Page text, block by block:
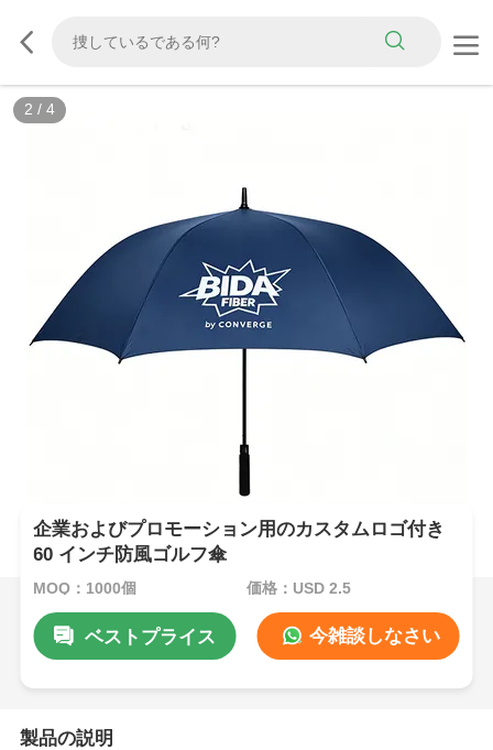
2 / 4
企業およびプロモーション用のカスタムロゴ付き
60 インチ防風ゴルフ傘
MOQ：1000個 価格：USD 2.5
ベストプライス 今雑談しなさい
製品の説明